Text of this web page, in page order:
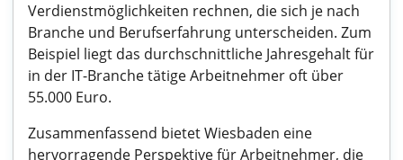
Verdienstmöglichkeiten rechnen, die sich je nach
Branche und Berufserfahrung unterscheiden. Zum
Beispiel liegt das durchschnittliche Jahresgehalt für
in der IT-Branche tätige Arbeitnehmer oft über
55.000 Euro.
Zusammenfassend bietet Wiesbaden eine
hervorragende Perspektive für Arbeitnehmer, die